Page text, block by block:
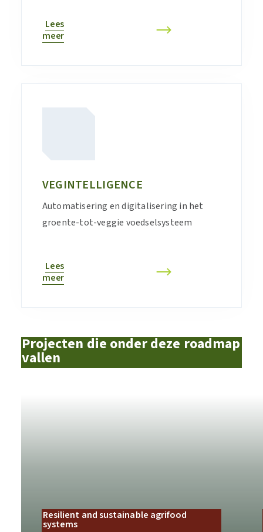
Lees
meer
VEGINTELLIGENCE
Automatisering en digitalisering in het
groente-tot-veggie voedselsysteem
Lees
meer
Projecten die onder deze roadmap
vallen
Resilient and sustainable agrifood
systems